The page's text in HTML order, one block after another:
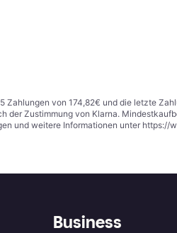
von 174,82€ und die letzte
der Zustimmung von Klarna.
und weitere Informationen unter https://
Business